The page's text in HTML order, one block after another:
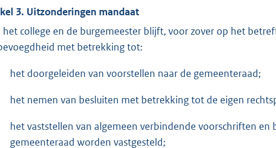
3. Uitzonderingen mandaat
het college en de burgemeester blijft, voor zover op het
met betrekking tot:
het doorgeleiden van voorstellen naar de gemeenteraad;
het nemen van besluiten met betrekking tot de eigen
het vaststellen van algemeen verbindende voorschriften en
gemeenteraad worden vastgesteld;